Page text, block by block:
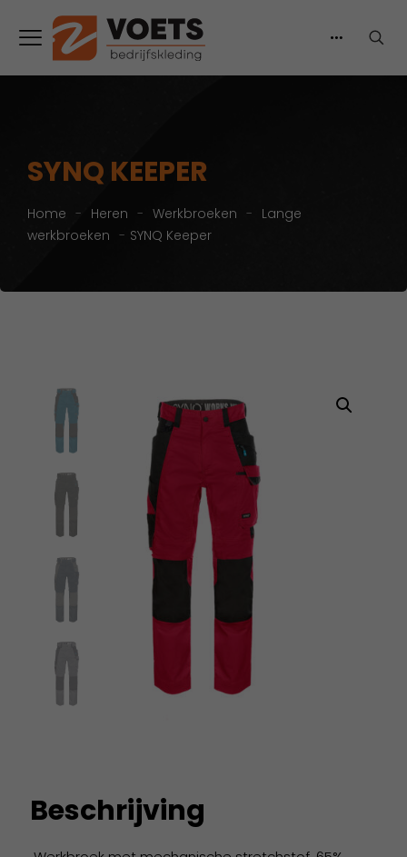
SYNQ KEEPER
Home - Heren - Werkbroeken - Lange
werkbroeken - SYNQ Keeper
Beschrijving